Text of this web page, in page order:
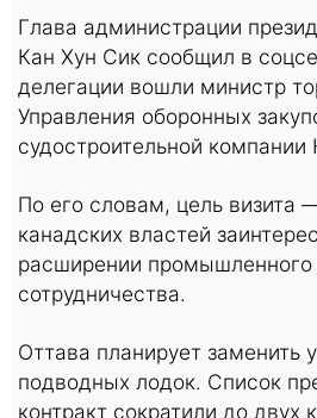
Глава администрации
Кан Хун Сик сообщил в
делегации вошли министр
Управления оборонных
судостроительной компании
По его словам, цель визита
канадских властей
расширении промышленного
сотрудничества.
Оттава планирует заменить
подводных лодок. Список
контракт сократили до